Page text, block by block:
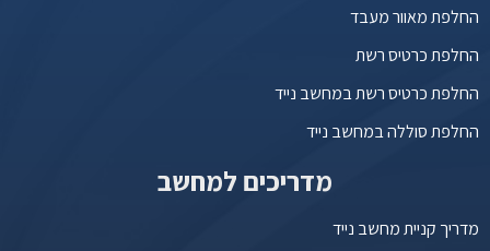
החלפת מאוור מעבד
החלפת כרטיס רשת
החלפת כרטיס רשת במחשב נייד
החלפת סוללה במחשב נייד
מדריכים למחשב
מדריך קניית מחשב נייד